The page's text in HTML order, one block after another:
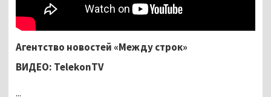
Агентство новостей «Между строк»
ВИДЕО: TelekonTV
...